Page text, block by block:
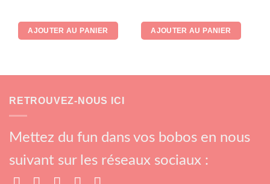
AJOUTER AU PANIER AJOUTER AU PANIER
RETROUVEZ-NOUS ICI
Mettez du fun dans vos bobos en nous
suivant sur les réseaux sociaux :